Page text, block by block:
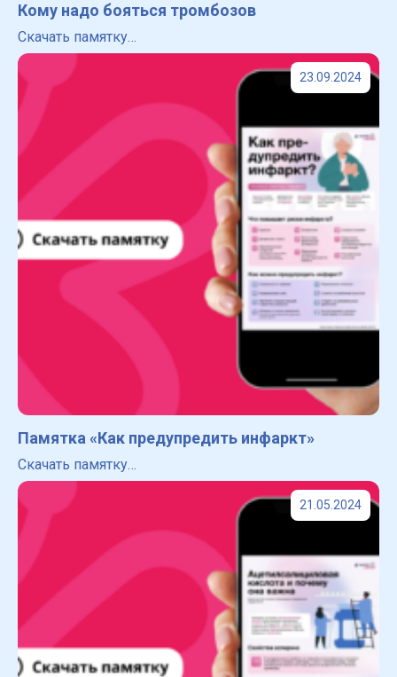
Кому надо бояться тромбозов
Скачать памятку…
23.09.2024
Памятка «Как предупредить инфаркт»
Скачать памятку…
21.05.2024